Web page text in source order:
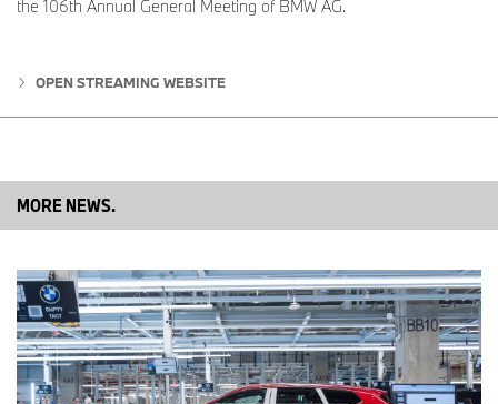
en maakt gebruik van Amazon Alexa+ AI-technologie.
geïntroduceerd in de BMW iX3. Eerder geproduceerde modellen
Nieuwe motorinnovatie: BMW M Ignite-technologie
gepatenteerde innovatie bestaat uit een
voorkamerontstekingssysteem voor benzinemotoren, afgeleid uit
de autosport. Het systeem vermindert het brandstofverbruik
onder hoge belasting en ondersteunt het voldoen aan de strenge
Euro 7-emissienorm.
the 106th Annual General Meeting of BMW AG.
OPEN STREAMING WEBSITE
MORE NEWS.